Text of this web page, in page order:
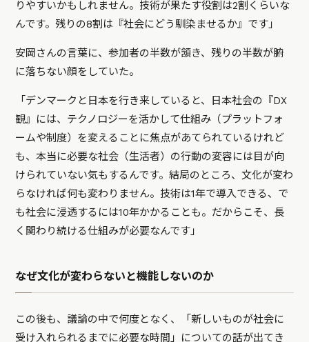
りやすいかもしれません。技術が果たす役割は2割くらいな
んです。残りの8割は『社会にどう馴染ませるか』です」
安岡さんの言葉に、参加者の半数が頷き、残りの半数が腑
に落ちない顔をしていた。
「デンマークと日本を行き来していると、日本社会の『DX
観』には、テクノロジーを活かして仕組み（プラットフォ
ームや制度）を変えることに焦点があてられているけれど
も、本当に必要な社会（生活者）の行動の変容には目が向
けられていない気もするんです。結局のところ、文化が変わ
らなければ何も変わりません。技術は1年で導入できる、で
も社会に浸透するには10年かかることも。だからこそ、長
く関わり続ける仕組みが必要なんです」
なぜ文化が変わらないと機能しないのか
この後も、議論の中で何度となく、「新しいものが社会に
受け入れられるまでに必要な時間」についての話が出てき